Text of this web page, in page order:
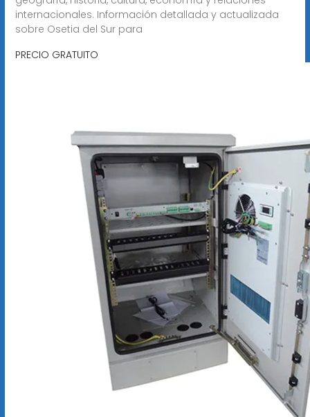
internacionales. Información detallada y actualizada
sobre Osetia del Sur para
PRECIO GRATUITO